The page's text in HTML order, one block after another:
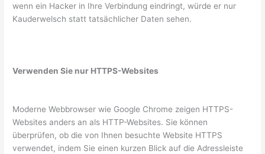
wenn ein Hacker in Ihre Verbindung eindringt, würde er nur
Kauderwelsch statt tatsächlicher Daten sehen.
Verwenden Sie nur HTTPS-Websites
Moderne Webbrowser wie Google Chrome zeigen HTTPS-
Websites anders an als HTTP-Websites. Sie können
überprüfen, ob die von Ihnen besuchte Website HTTPS
verwendet, indem Sie einen kurzen Blick auf die Adressleiste